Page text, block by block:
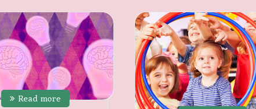
Read more